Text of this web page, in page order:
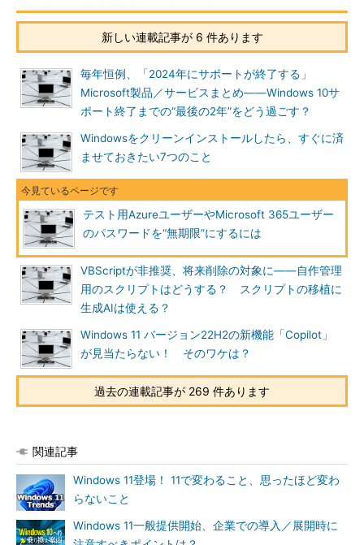
新しい連載記事が 6 件あります
毎年恒例、「2024年にサポートが終了する」
Microsoft製品／サービスまとめ――Windows 10サ
ポート終了までの“最後の2年”をどう過ごす？
Windowsをクリーンインストールしたら、すぐに済
ませておきたい7つのこと
テスト用AzureユーザーやMicrosoft 365ユーザー
のパスワードを“無期限”にするには
VBScriptが非推奨、将来削除の対象に――自作管理
用のスクリプトはどうする？ スクリプトの移植に
生成AIは使える？
Windows 11 バージョン22H2の新機能「Copilot」
が見当たらない！ そのワケは？
過去の連載記事が 269 件あります
関連記事
Windows 11登場！ 11で変わること、思ったほど変わ
らないこと
Windows 11一般提供開始、企業での導入／展開時に